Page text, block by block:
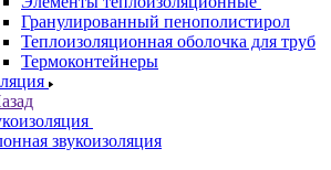
Гранулированный пенополистирол
Теплоизоляционная оболочка для труб
Термоконтейнеры
звукоизоляция